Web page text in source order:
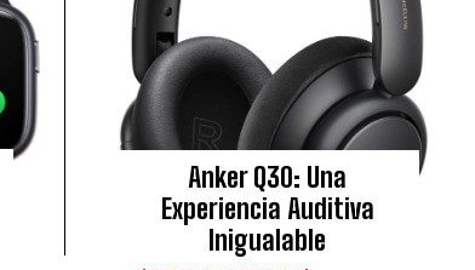
Anker Q30: Una
Experiencia Auditiva
Inigualable